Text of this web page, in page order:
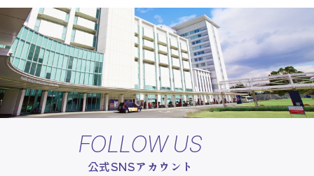
FOLLOW US
公式SNSアカウント